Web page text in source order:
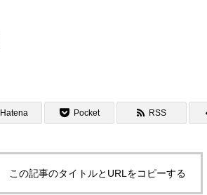
Hatena Pocket RSS
この記事のタイトルとURLをコピーする